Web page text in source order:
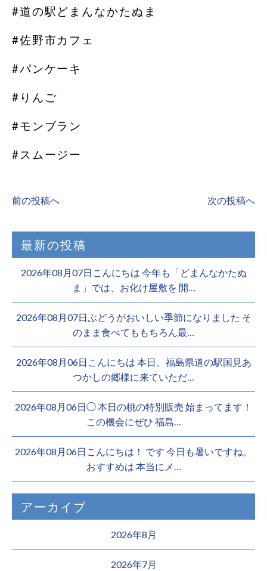
#道の駅どまんなかたぬま
#佐野市カフェ
#パンケーキ
#りんご
#モンブラン
#スムージー
前の投稿へ 次の投稿へ
最新の投稿
2026年08月07日こんにちは 今年も「どまんなかたぬ
ま」では、お化け屋敷を 開…
2026年08月07日ぶどうがおいしい季節になりました そ
のまま食べてももちろん最…
2026年08月06日こんにちは 本日、福島県道の駅国見あ
つかしの郷様に来ていただ…
2026年08月06日◯ 本日の桃の特別販売 始まってます！
この機会にぜひ 福島…
2026年08月06日こんにちは！ です 今日も暑いですね。
おすすめは 本当にメ…
アーカイブ
2026年8月
2026年7月